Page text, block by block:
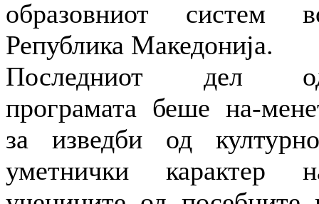
образовниот систем
Република Македонија.
Последниот дел
програмата беше на-
за изведби од
уметнички карактер